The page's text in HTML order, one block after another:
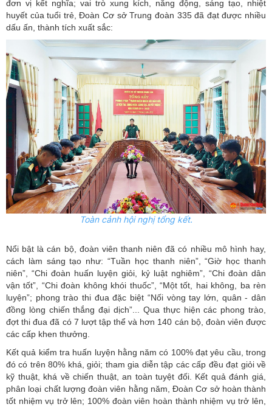
đơn vị kết nghĩa; vai trò xung kích, năng động, sáng tạo, nhiệt
huyết của tuổi trẻ, Đoàn Cơ sở Trung đoàn 335 đã đạt được nhiều
dấu ấn, thành tích xuất sắc:
Toàn cảnh hội nghị tổng kết.
Nổi bật là cán bộ, đoàn viên thanh niên đã có nhiều mô hình hay,
cách làm sáng tạo như:“Tuần học thanh niên”, “Giờ họcthanh
niên”, “Chi đoàn huấn luyện giỏi, kỷ luật nghiêm”, “Chi đoàn dân
vận tốt”, “Chi đoàn không khói thuốc”, “Một tốt, hai không, ba rèn
luyện”; phong trào thi đua đặc biệt “Nối vòng tay lớn, quân - dân
đồng lòng chiến thắng đại dịch”... Qua thực hiện các phong trào,
đợt thi đua đã có 7 lượt tập thể và hơn 140 cán bộ, đoàn viên được
các cấp khen thưởng.
Kết quả kiểm tra huấn luyện hằng năm có 100% đạt yêu cầu, trong
đó có trên 80% khá, giỏi; tham gia diễn tập các cấp đều đạt giỏi về
kỹ thuật, khá về chiến thuật, an toàn tuyệt đối. Kết quả đánh giá,
phân loại chất lượng đoàn viên hằng năm, Đoàn Cơ sở hoàn thành
tốt nhiệm vụ trở lên; 100% đoàn viên hoàn thành nhiệm vụ trở lên,